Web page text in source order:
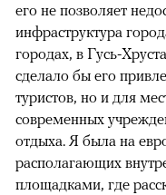
его не позволяет
инфраструктура
городах, в Гусь-
сделало бы его
туристов, но и для
современных
отдыха. Я была на
располагающих
площадками, где